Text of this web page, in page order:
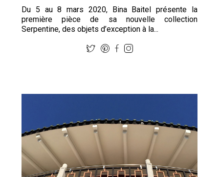
Du 5 au 8 mars 2020, Bina Baitel présente la
première pièce de sa nouvelle collection
Serpentine, des objets d’exception à la...